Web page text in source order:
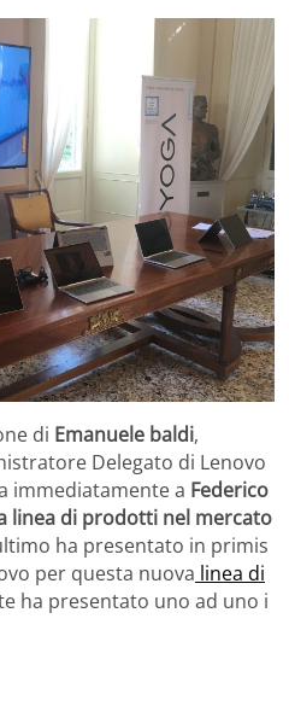
di Emanuele baldi,
Delegato di Lenovo
immediatamente a Federico
linea di prodotti nel mercato
ha presentato in primis
per questa nuova linea di
ha presentato uno ad uno i